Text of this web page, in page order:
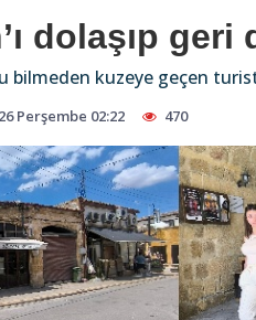
dolaşıp
kuzeye geçen
Perşembe 02:22 470